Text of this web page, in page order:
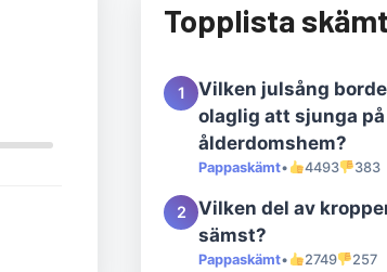
Topplista skämt
1
Vilken julsång
olaglig att sjunga
ålderdomshem?
Pappaskämt• 4493 383
2
Vilken del av
sämst?
Pappaskämt• 2749 257